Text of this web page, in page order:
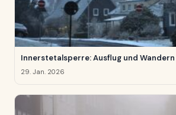
Innerstetalsperre: Ausflug und
29. Jan. 2026